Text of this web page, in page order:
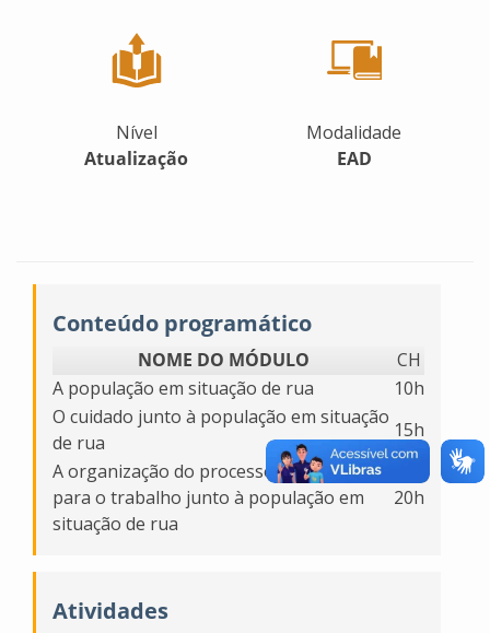
Nível
Atualização
Modalidade
EAD
Conteúdo programático
NOME DO MÓDULO
CH
A população em situação de rua
10h
O cuidado junto à população em situação
de rua
15h
A organização do processo de trabalho
para o trabalho junto à população em
situação de rua
20h
Atividades